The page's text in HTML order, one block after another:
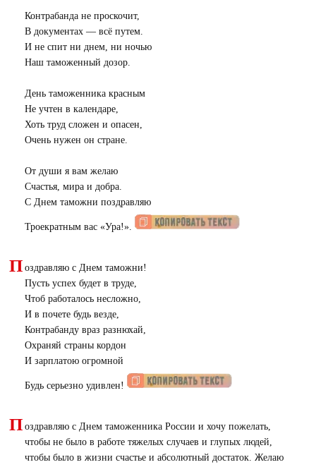
Контрабанда не проскочит,
В документах — всё путем.
И не спит ни днем, ни ночью
Наш таможенный дозор.
День таможенника красным
Не учтен в календаре,
Хоть труд сложен и опасен,
Очень нужен он стране.
От души я вам желаю
Счастья, мира и добра.
С Днем таможни поздравляю
Троекратным вас «Ура!».
П оздравляю с Днем таможни!
Пусть успех будет в труде,
Чтоб работалось несложно,
И в почете будь везде,
Контрабанду враз разнюхай,
Охраняй страны кордон
И зарплатою огромной
Будь серьезно удивлен!
П оздравляю с Днем таможенника России и хочу пожелать,
чтобы не было в работе тяжелых случаев и глупых людей,
чтобы было в жизни счастье и абсолютный достаток. Желаю